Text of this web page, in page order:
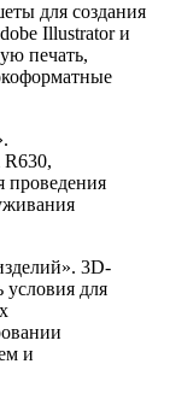
для создания
Illustrator и
печать,
R630,
проведения
3D-
условия для
и